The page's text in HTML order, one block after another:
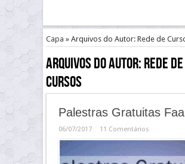
Capa » Arquivos do Autor: Rede de
Arquivos do Autor: Rede de
Cursos
Palestras Gratuitas
06/07/2017 11 Comentários